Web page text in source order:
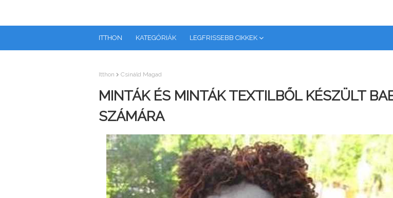
ITTHON KATEGÓRIÁK LEGFRISSEBB CIKKEK
Itthon Csináld Magad
MINTÁK ÉS MINTÁK TEXTILBŐL KÉSZÜLT
SZÁMÁRA